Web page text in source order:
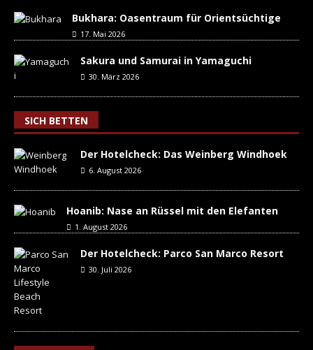
Bukhara: Oasentraum für Orientsüchtige
17. Mai 2026
Sakura und Samurai in Yamaguchi
30. März 2026
SICH BETTEN
Der Hotelcheck: Das Weinberg Windhoek
6. August 2026
Hoanib: Nase an Rüssel mit den Elefanten
1. August 2026
Der Hotelcheck: Parco San Marco Resort
30. Juli 2026